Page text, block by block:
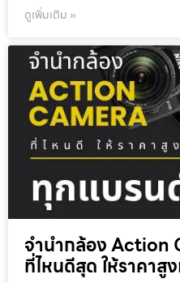
ดูเพิ่มเติม »
จำนำกล้อง Action
ที่ไหนดีสุด ให้ราคาสูง